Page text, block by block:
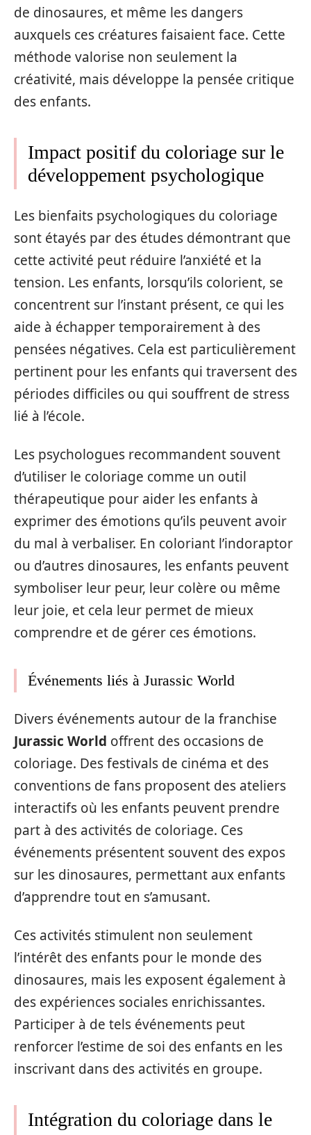
de dinosaures, et même les dangers
auxquels ces créatures faisaient face. Cette
méthode valorise non seulement la
créativité, mais développe la pensée critique
des enfants.
Impact positif du coloriage sur le
développement psychologique
Les bienfaits psychologiques du coloriage
sont étayés par des études démontrant que
cette activité peut réduire l’anxiété et la
tension. Les enfants, lorsqu’ils colorient, se
concentrent sur l’instant présent, ce qui les
aide à échapper temporairement à des
pensées négatives. Cela est particulièrement
pertinent pour les enfants qui traversent des
périodes difficiles ou qui souffrent de stress
lié à l’école.
Les psychologues recommandent souvent
d’utiliser le coloriage comme un outil
thérapeutique pour aider les enfants à
exprimer des émotions qu’ils peuvent avoir
du mal à verbaliser. En coloriant l’indoraptor
ou d’autres dinosaures, les enfants peuvent
symboliser leur peur, leur colère ou même
leur joie, et cela leur permet de mieux
comprendre et de gérer ces émotions.
Événements liés à Jurassic World
Divers événements autour de la franchise
Jurassic World offrent des occasions de
coloriage. Des festivals de cinéma et des
conventions de fans proposent des ateliers
interactifs où les enfants peuvent prendre
part à des activités de coloriage. Ces
événements présentent souvent des expos
sur les dinosaures, permettant aux enfants
d’apprendre tout en s’amusant.
Ces activités stimulent non seulement
l’intérêt des enfants pour le monde des
dinosaures, mais les exposent également à
des expériences sociales enrichissantes.
Participer à de tels événements peut
renforcer l’estime de soi des enfants en les
inscrivant dans des activités en groupe.
Intégration du coloriage dans le